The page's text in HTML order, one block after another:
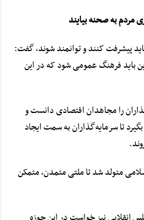
مردم به صحنه بیایند
پیشرفت کنند و توانمند شوند، گفت:
باید فرهنگ عمومی شود که در این
را مجاهدان اقتصادی دانست و
تا سرمایه‌گذاران به سمت ایجاد
متولد شد تا ملتی متمدن، متمکن